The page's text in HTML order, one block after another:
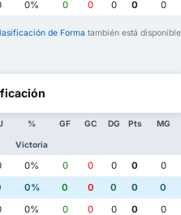
0% 0 0 0 0 0
de Forma también está disponible
%
Victoria
GF GC DG Pts MG
0% 0 0 0 0
0
0% 0 0 0 0
0
0% 0 0 0 0
0